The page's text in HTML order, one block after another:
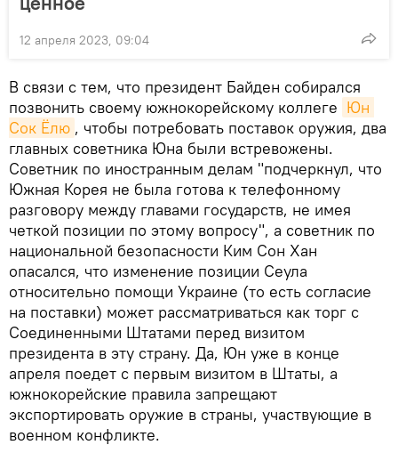
12 апреля 2023, 09:04
В связи с тем, что президент Байден собирался
позвонить своему южнокорейскому коллеге Юн
Сок Ёлю , чтобы потребовать поставок оружия, два
главных советника Юна были встревожены.
Советник по иностранным делам "подчеркнул, что
Южная Корея не была готова к телефонному
разговору между главами государств, не имея
четкой позиции по этому вопросу", а советник по
национальной безопасности Ким Сон Хан
опасался, что изменение позиции Сеула
относительно помощи Украине (то есть согласие
на поставки) может рассматриваться как торг с
Соединенными Штатами перед визитом
президента в эту страну. Да, Юн уже в конце
апреля поедет с первым визитом в Штаты, а
южнокорейские правила запрещают
экспортировать оружие в страны, участвующие в
военном конфликте.